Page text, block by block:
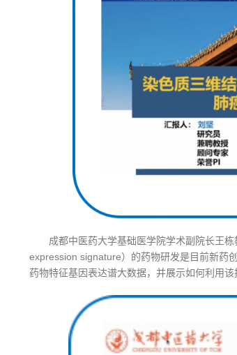
成都中医药大学基础医学院学术副院长王
expression signature）的药物研发是目前新药
药物特征基因表达谱大数据，并展示如何利用